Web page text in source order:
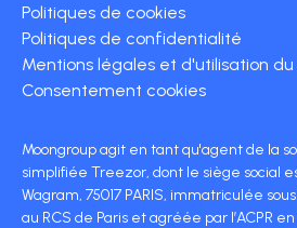
Politiques de cookies
Politiques de confidentialité
Mentions légales et d'utilisation du
Consentement cookies
Moongroup agit en tant qu'agent de la
simplifiée Treezor, dont le siège social
Wagram, 75017 PARIS, immatriculée
au RCS de Paris et agréée par l’ACPR